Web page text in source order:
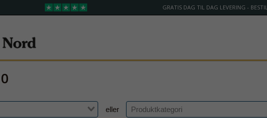
GRATIS DAG TIL DAG LEVERING -
eller